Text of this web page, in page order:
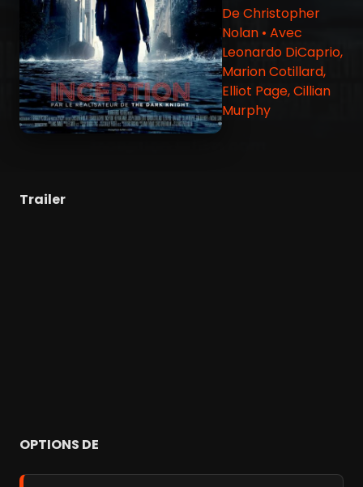
De Christopher
Nolan • Avec
Leonardo DiCaprio,
Marion Cotillard,
Elliot Page, Cillian
Murphy
Trailer
OPTIONS DE